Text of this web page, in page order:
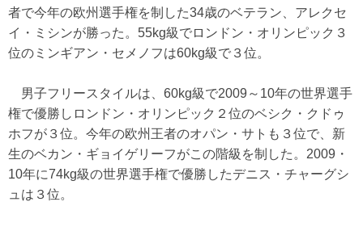
者で今年の欧州選手権を制した34歳のベテラン、アレクセ
イ・ミシンが勝った。55kg級でロンドン・オリンピック３
位のミンギアン・セメノフは60kg級で３位。
男子フリースタイルは、60kg級で2009～10年の世界選手
権で優勝しロンドン・オリンピック２位のベシク・クドゥ
ホフが３位。今年の欧州王者のオパン・サトも３位で、新
生のベカン・ギョイゲリーフがこの階級を制した。2009・
10年に74kg級の世界選手権で優勝したデニス・チャーグシ
ュは３位。